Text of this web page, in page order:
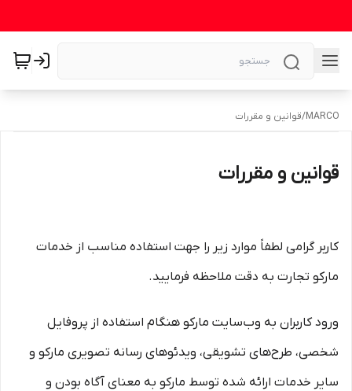
MARCO
/قوانین و مقررات
قوانین و مقررات
کاربر گرامی لطفاً موارد زیر را جهت استفاده مناسب از خدمات
مارکو تجارت به دقت ملاحظه فرمایید.
ورود کاربران به وب‏‌سایت مارکو هنگام استفاده از پروفایل
شخصی، طرح‏‌های تشویقی، ویدئوهای رسانه تصویری مارکو و
سایر خدمات ارائه شده توسط مارکو به معنای آگاه بودن و